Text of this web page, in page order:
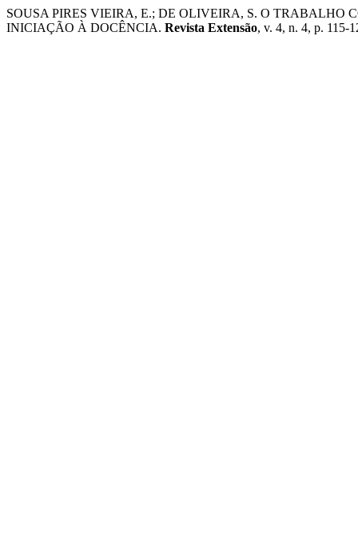
SOUSA PIRES VIEIRA, E.; DE OLIVEIRA, S. O TRABALHO
INICIAÇÃO À DOCÊNCIA. Revista Extensão, v. 4, n. 4, p. 115-